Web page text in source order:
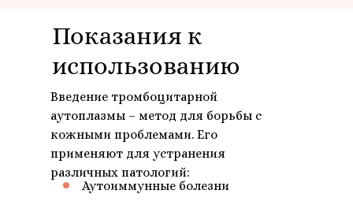
Показания к
использованию
Аутоиммунные болезни
Введение тромбоцитарной
аутоплазмы – метод для борьбы с
кожными проблемами. Его
применяют для устранения
различных патологий: